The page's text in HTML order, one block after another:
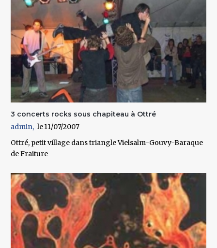
3 concerts rocks sous chapiteau à Ottré
admin
11/07/2007
Ottré, petit village dans triangle Vielsalm-Gouvy-Baraque
de Fraiture